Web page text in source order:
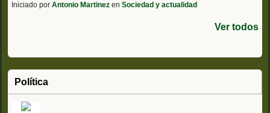
Iniciado por Antonio Martinez en Sociedad y actualidad
Ver todos
Política